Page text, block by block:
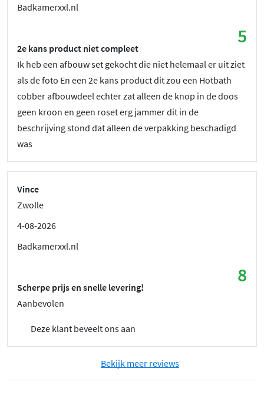
Badkamerxxl.nl
5
2e kans product niet compleet
Ik heb een afbouw set gekocht die niet helemaal er uit ziet
als de foto En een 2e kans product dit zou een Hotbath
cobber afbouwdeel echter zat alleen de knop in de doos
geen kroon en geen roset erg jammer dit in de
beschrijving stond dat alleen de verpakking beschadigd
was
Vince
Zwolle
4-08-2026
Badkamerxxl.nl
8
Scherpe prijs en snelle levering!
Aanbevolen
Deze klant beveelt ons aan
Bekijk meer reviews